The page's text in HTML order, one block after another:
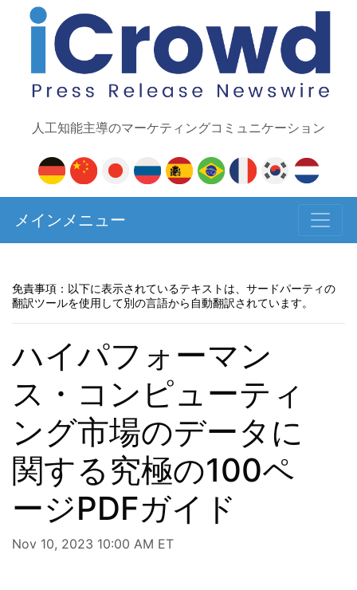
人工知能主導のマーケティングコミュニケーション
メインメニュー
免責事項：以下に表示されているテキストは、サードパーティの
翻訳ツールを使用して別の言語から自動翻訳されています。
ハイパフォーマン
ス・コンピューティ
ング市場のデータに
関する究極の100ペ
ージPDFガイド
Nov 10, 2023 10:00 AM ET